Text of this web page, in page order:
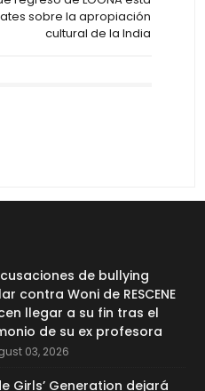
sobre la apropiación
cultural de la India
de bullying
contra Woni de RESCENE
llegar a su fin tras el
de su ex profesora
03, 2026
Girls’ Generation dejará